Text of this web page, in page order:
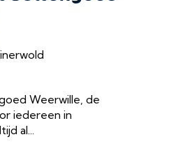
Weerwille, de
iedereen in
al...